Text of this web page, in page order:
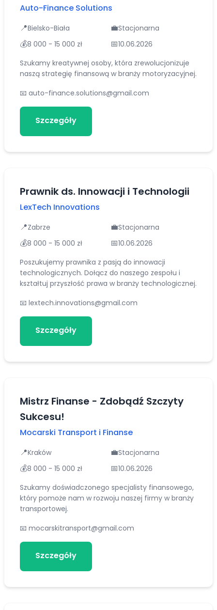
Auto-Finance Solutions
📍Bielsko-Biała 💼Stacjonarna
💰8 000 - 15 000 zł 📅10.06.2026
Szukamy kreatywnej osoby, która zrewolucjonizuje
naszą strategię finansową w branży motoryzacyjnej.
📧 auto-finance.solutions@gmail.com
Szczegóły
Prawnik ds. Innowacji i Technologii
LexTech Innovations
📍Zabrze 💼Stacjonarna
💰8 000 - 15 000 zł 📅10.06.2026
Poszukujemy prawnika z pasją do innowacji
technologicznych. Dołącz do naszego zespołu i
kształtuj przyszłość prawa w branży technologicznej.
📧 lextech.innovations@gmail.com
Szczegóły
Mistrz Finanse - Zdobądź Szczyty
Sukcesu!
Mocarski Transport i Finanse
📍Kraków 💼Stacjonarna
💰8 000 - 15 000 zł 📅10.06.2026
Szukamy doświadczonego specjalisty finansowego,
który pomoże nam w rozwoju naszej firmy w branży
transportowej.
📧 mocarskitransport@gmail.com
Szczegóły